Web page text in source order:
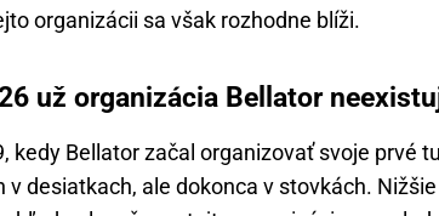
organizácii sa však rozhodne blíži.
už organizácia Bellator
kedy Bellator začal organizovať svoje prvé
v desiatkach, ale dokonca v stovkách.